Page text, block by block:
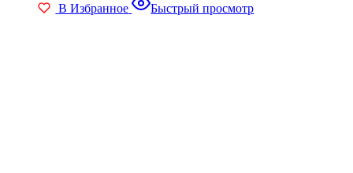
В Избранное
Быстрый просмотр